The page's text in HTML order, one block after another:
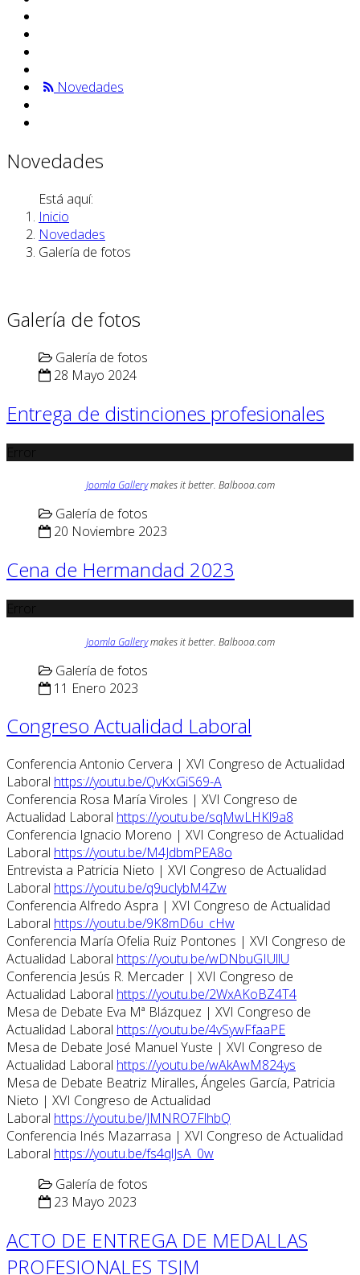
Novedades
Novedades
Está aquí:
Inicio
Novedades
Galería de fotos
Galería de fotos
Galería de fotos
28 Mayo 2024
Entrega de distinciones profesionales
Joomla Gallerymakes it better. Balbooa.com
Galería de fotos
20 Noviembre 2023
Cena de Hermandad 2023
Joomla Gallerymakes it better. Balbooa.com
Galería de fotos
11 Enero 2023
Congreso Actualidad Laboral
Conferencia Antonio Cervera | XVI Congreso de Actualidad
Laboral https://youtu.be/QvKxGiS69-A
Conferencia Rosa María Viroles | XVI Congreso de
Actualidad Laboral https://youtu.be/sqMwLHKl9a8
Conferencia Ignacio Moreno | XVI Congreso de Actualidad
Laboral https://youtu.be/M4JdbmPEA8o
Entrevista a Patricia Nieto | XVI Congreso de Actualidad
Laboral https://youtu.be/q9uclybM4Zw
Conferencia Alfredo Aspra | XVI Congreso de Actualidad
Laboral https://youtu.be/9K8mD6u_cHw
Conferencia María Ofelia Ruiz Pontones | XVI Congreso de
Actualidad Laboral https://youtu.be/wDNbuGIUllU
Conferencia Jesús R. Mercader | XVI Congreso de
Actualidad Laboral https://youtu.be/2WxAKoBZ4T4
Mesa de Debate Eva Mª Blázquez | XVI Congreso de
Actualidad Laboral https://youtu.be/4vSywFfaaPE
Mesa de Debate José Manuel Yuste | XVI Congreso de
Actualidad Laboral https://youtu.be/wAkAwM824ys
Mesa de Debate Beatriz Miralles, Ángeles García, Patricia
Nieto | XVI Congreso de Actualidad
Laboral https://youtu.be/JMNRO7FlhbQ
Conferencia Inés Mazarrasa | XVI Congreso de Actualidad
Laboral https://youtu.be/fs4qlJsA_0w
Galería de fotos
23 Mayo 2023
ACTO DE ENTREGA DE MEDALLAS
PROFESIONALES TSJM